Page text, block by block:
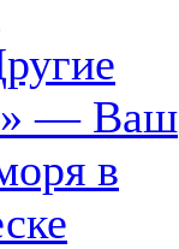
— Ваш
в